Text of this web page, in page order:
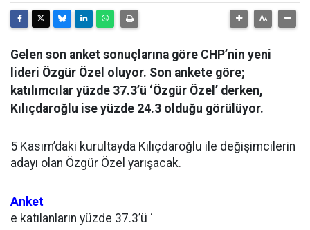
Gelen son anket sonuçlarına göre CHP’nin yeni
lideri Özgür Özel oluyor. Son ankete göre;
katılımcılar yüzde 37.3’ü ‘Özgür Özel’ derken,
Kılıçdaroğlu ise yüzde 24.3 olduğu görülüyor.
5 Kasım’daki kurultayda Kılıçdaroğlu ile değişimcilerin
adayı olan Özgür Özel yarışacak.
Anket
e katılanların yüzde 37.3’ü ‘